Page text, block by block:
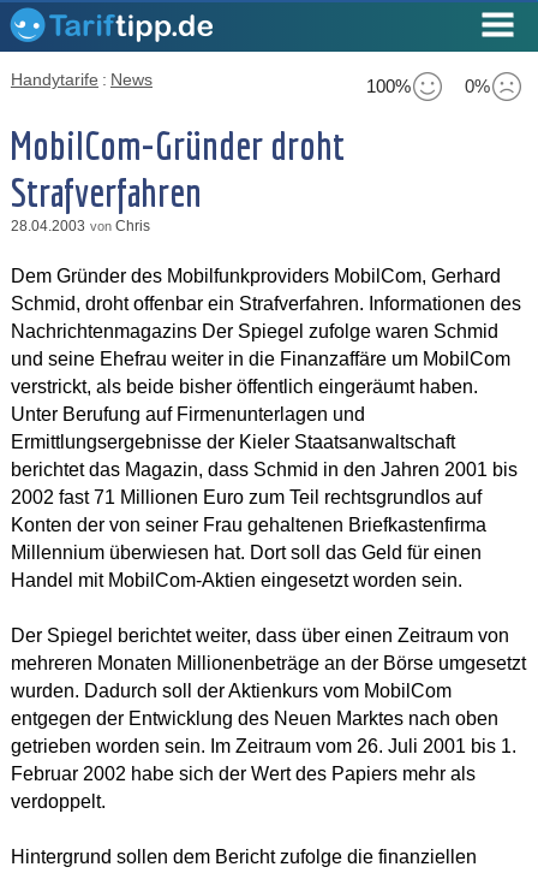
100% 0%
Handytarife : News
MobilCom-Gründer droht
Strafverfahren
28.04.2003 von Chris
Dem Gründer des Mobilfunkproviders MobilCom, Gerhard
Schmid, droht offenbar ein Strafverfahren. Informationen des
Nachrichtenmagazins Der Spiegel zufolge waren Schmid
und seine Ehefrau weiter in die Finanzaffäre um MobilCom
verstrickt, als beide bisher öffentlich eingeräumt haben.
Unter Berufung auf Firmenunterlagen und
Ermittlungsergebnisse der Kieler Staatsanwaltschaft
berichtet das Magazin, dass Schmid in den Jahren 2001 bis
2002 fast 71 Millionen Euro zum Teil rechtsgrundlos auf
Konten der von seiner Frau gehaltenen Briefkastenfirma
Millennium überwiesen hat. Dort soll das Geld für einen
Handel mit MobilCom-Aktien eingesetzt worden sein.
Der Spiegel berichtet weiter, dass über einen Zeitraum von
mehreren Monaten Millionenbeträge an der Börse umgesetzt
wurden. Dadurch soll der Aktienkurs vom MobilCom
entgegen der Entwicklung des Neuen Marktes nach oben
getrieben worden sein. Im Zeitraum vom 26. Juli 2001 bis 1.
Februar 2002 habe sich der Wert des Papiers mehr als
verdoppelt.
Hintergrund sollen dem Bericht zufolge die finanziellen